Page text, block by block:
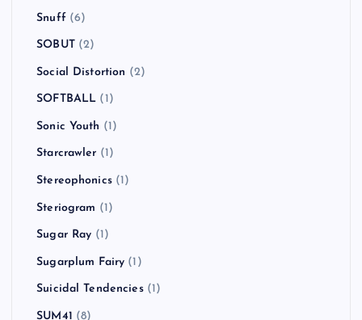
Snuff (6)
SOBUT(2)
Social Distortion (2)
SOFTBALL (1)
Sonic Youth (1)
Starcrawler (1)
Stereophonics(1)
Steriogram (1)
Sugar Ray (1)
Sugarplum Fairy (1)
Suicidal Tendencies(1)
SUM41 (8)